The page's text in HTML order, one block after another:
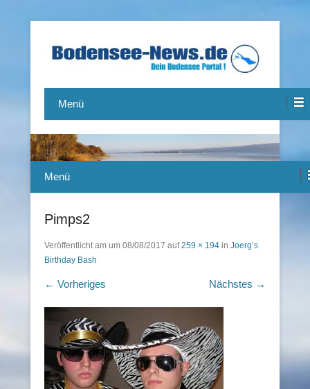
Bodensee-News.de
Menü
Menü
Pimps2
Veröffentlicht am um 08/08/2017 auf259 × 194 in Joerg’s
Birthday Bash
← Vorheriges Nächstes →